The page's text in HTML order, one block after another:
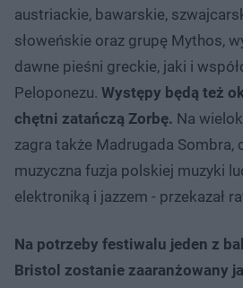
austriackie, bawarskie,
słoweńskie oraz grupę Mythos,
dawne pieśni greckie, jaki i
Peloponezu. Występy będą też
chętni zatańczą Zorbę. Na
zagra także Madrugada Sombra,
muzyczna fuzja polskiej muzyki
elektroniką i jazzem - przekazał
Na potrzeby festiwalu jeden z
Bristol zostanie zaaranżowany